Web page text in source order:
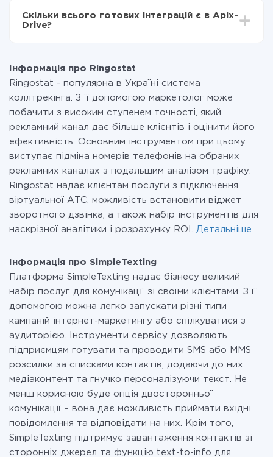
Ви оплачуєте лише кількість даних, які за фактом
передаються з однієї вашої системи в іншу через
при необхідності. Детальніше про
Скільки всього готових інтеграцій є в Apix-
Drive?
Інформація про Ringostat
Ringostat - популярна в Україні система
коллтрекінга. З її допомогою маркетолог може
побачити з високим ступенем точності, який
рекламний канал дає більше клієнтів і оцінити його
ефективність. Основним інструментом при цьому
виступає підміна номерів телефонів на обраних
рекламних каналах з подальшим аналізом трафіку.
Ringostat надає клієнтам послуги з підключення
віртуальної АТС, можливість встановити віджет
зворотного дзвінка, а також набір інструментів для
наскрізної аналітики і розрахунку ROI. Детальніше
Інформація про SimpleTexting
Платформа SimpleTexting надає бізнесу великий
набір послуг для комунікації зі своїми клієнтами. З її
допомогою можна легко запускати різні типи
кампаній інтернет-маркетингу або спілкуватися з
аудиторією. Інструменти сервісу дозволяють
підприємцям готувати та проводити SMS або MMS
розсилки за списками контактів, додаючи до них
медіаконтент та гнучко персоналізуючи текст. Не
менш корисною буде опція двосторонньої
комунікації – вона дає можливість приймати вхідні
повідомлення та відповідати на них. Крім того,
SimpleTexting підтримує завантаження контактів зі
сторонніх джерел та функцію text-to-info для